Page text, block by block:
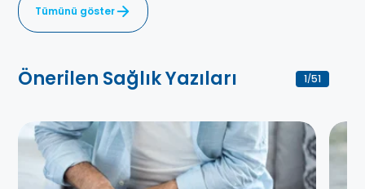
Tümünü göster
Önerilen Sağlık Yazıları 1/51